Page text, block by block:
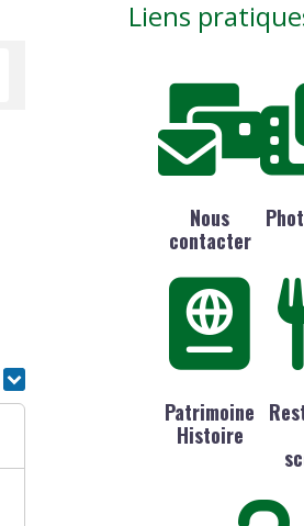
Liens
Nous
contacter
Patrimoine
Histoire